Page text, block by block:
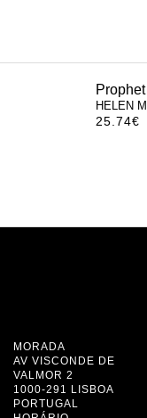
Prophet
HELEN
25.74€
MORADA
AV VISCONDE DE
VALMOR 2
1000-291 LISBOA
PORTUGAL